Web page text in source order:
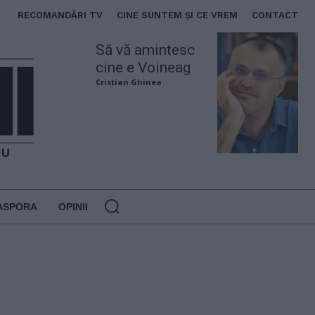
RECOMANDĂRI TV CINE SUNTEM ȘI CE VREM CONTACT
Să vă amintesc
cine e Voineag
Cristian Ghinea
OPINII